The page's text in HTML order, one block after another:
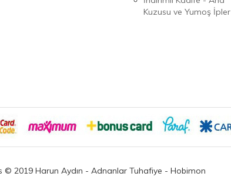
Kuzusu ve Yumoş İpler
© 2019 Harun Aydın - Adnanlar Tuhafiye - Hobimon